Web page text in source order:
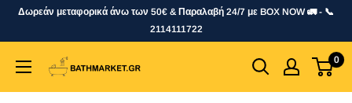
SkipΔωρεάν μεταφορικά άνω των 50€ & Παραλαβή 24/7 με BOX NOW 🚛 - 📞
2114111722
bathmarket.gr 0